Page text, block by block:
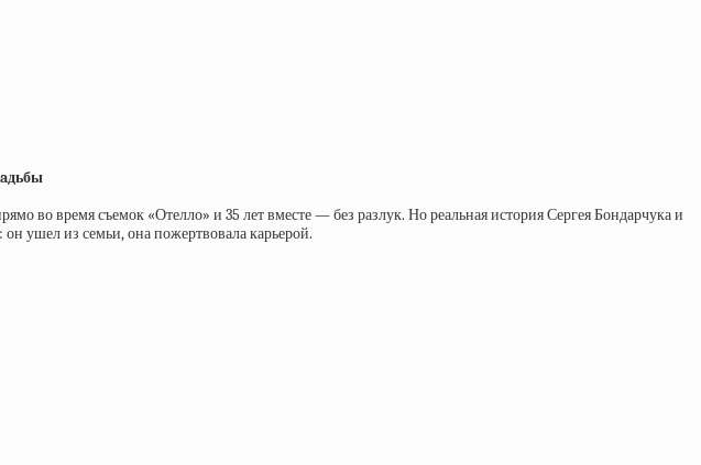
во время съемок «Отелло» и 35 лет вместе — без разлук. Но реальная история Сергея Бондарчука и
ушел из семьи, она пожертвовала карьерой.